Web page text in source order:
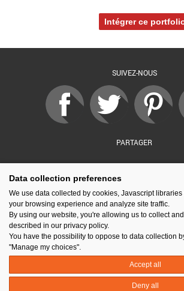
Intégrer ce
SUIVEZ-NOUS
PARTAGER
Financé par :
Espace presse Kit de communication
Newsletter
Gestion des
Data collection preferences
We use data collected by cookies, Javascript
your browsing experience and analyze site traffic.
By using our website, you're allowing us to collect
described in our privacy policy.
You have the possibility to oppose to data collection
"Manage my choices".
Accept all
Deny all